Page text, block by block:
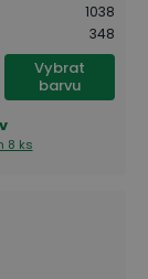
1038
348
Vybrat
barvu
8 ks